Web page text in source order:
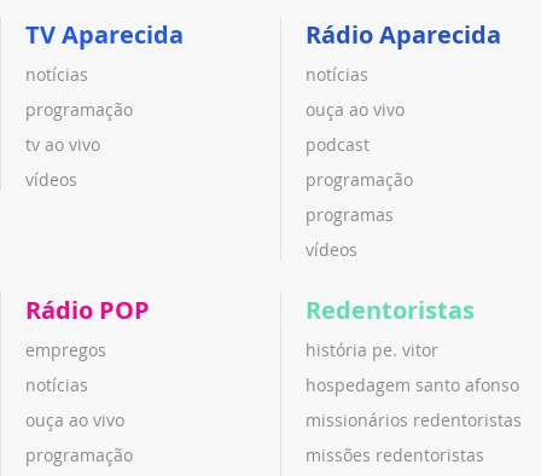
TV Aparecida
notícias
programação
tv ao vivo
vídeos
Rádio Aparecida
notícias
ouça ao vivo
podcast
programação
programas
vídeos
Rádio POP
empregos
notícias
ouça ao vivo
programação
Redentoristas
história pe. vitor
hospedagem santo afonso
missionários redentoristas
missões redentoristas